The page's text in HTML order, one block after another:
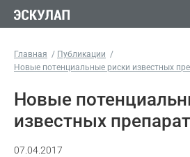
Главная
Публикации
Новые потенциальные риски известных
Новые
известных
07.04.2017